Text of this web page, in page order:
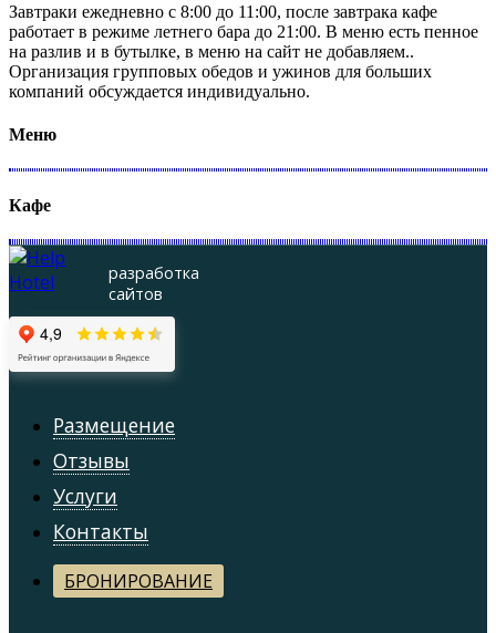
Завтраки ежедневно с 8:00 до 11:00, после завтрака кафе
работает в режиме летнего бара до 21:00. В меню есть пенное
на разлив и в бутылке, в меню на сайт не добавляем..
Организация групповых обедов и ужинов для больших
компаний обсуждается индивидуально.
Меню
Кафе
разработка
сайтов
Размещение
Отзывы
Услуги
Контакты
БРОНИРОВАНИЕ